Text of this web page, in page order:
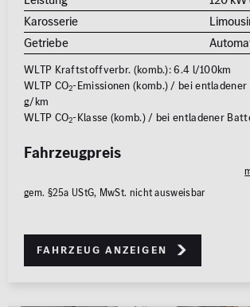
Karosserie
Getriebe
WLTP Kraftstoffverbr. (komb.): 6.4 l/100km
WLTP CO2-Emissionen (komb.) / bei
g/km
WLTP CO2-Klasse (komb.) / bei entladener
Fahrzeugpreis
gem. §25a UStG, MwSt. nicht ausweisbar
Fahrzeug anzeigen